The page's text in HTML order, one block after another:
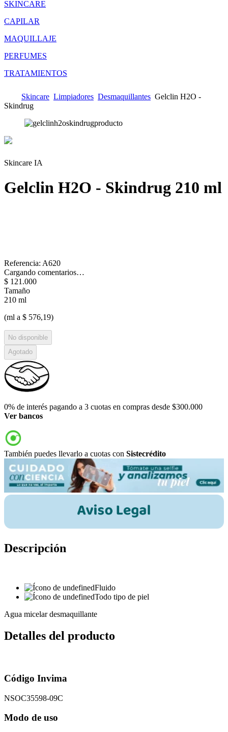
SKINCARE
CAPILAR
MAQUILLAJE
PERFUMES
TRATAMIENTOS
Skincare Limpiadores Desmaquillantes Gelclin H2O -
Skindrug
Skincare IA
Gelclin H2O - Skindrug 210 ml
Referencia: A620
Cargando comentarios…
$ 121.000
Tamaño
210 ml
(ml a $ 576,19)
No disponible
Agotado
0% de interés pagando a 3 cuotas en compras desde $300.000
Ver bancos
También puedes llevarlo a cuotas con Sistecrédito
Descripción
Fluido
Todo tipo de piel
Agua micelar desmaquillante
Detalles del producto
Código Invima
NSOC35598-09C
Modo de uso